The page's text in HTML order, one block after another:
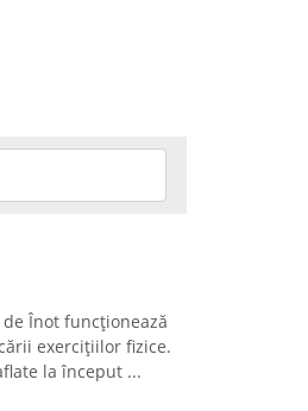
Înot funcționează
exercițiilor fizice.
la început ...